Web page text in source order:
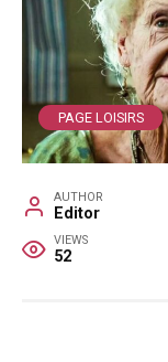
PAGE LOISIRS
AUTHOR
Editor
VIEWS
52